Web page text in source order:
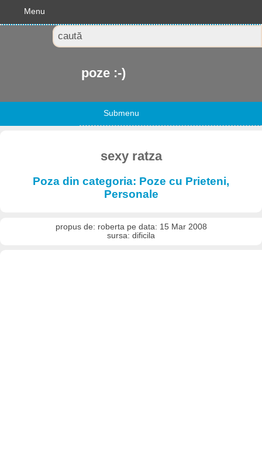
Menu
poze :-)
Submenu
sexy ratza
Poza din categoria: Poze cu Prieteni,
Personale
propus de: roberta pe data: 15 Mar 2008
sursa: dificila